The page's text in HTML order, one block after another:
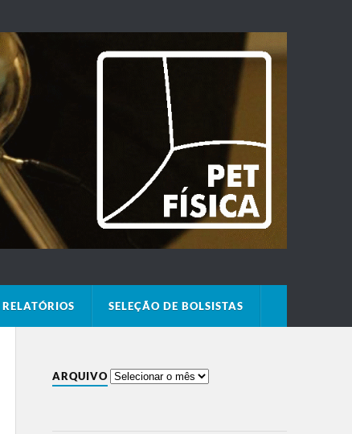
SELEÇÃO DE BOLSISTAS
ARQUIVO